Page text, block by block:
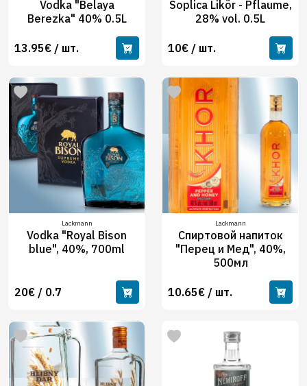
Vodka "Belaya
Berezka" 40% 0.5L
13.95€ / шт.
Soplica Likör - Pflaume,
28% vol. 0.5L
10€ / шт.
Lackmann
Vodka "Royal Bison
blue", 40%, 700ml
20€ / 0.7
Lackmann
Спиртовой напиток
"Перец и Мед", 40%,
500мл
10.65€ / шт.